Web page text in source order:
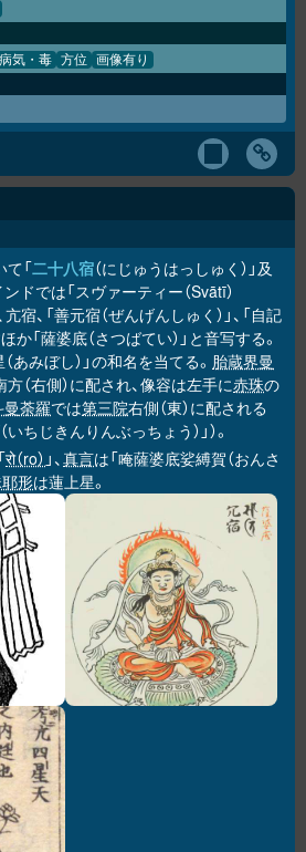
病気・毒 方位 画像有り
「二十八宿（にじゅうはっしゅく）」及
ドでは「スヴァーティー（Svātī）
宿、「善元宿（ぜんげんしゅく）」、「自記
か「薩婆底（さつばてい）」と音写する。
あみぼし）」の和名を当てる。 胎蔵界曼
方（右側）に配され、像容は左手に赤珠の
曼荼羅では第三院右側（東）に配される
（いちじきんりんぶっちょう）」）。
रो（ro） 」、真言は「唵薩婆底娑縛賀（おんさ
形は蓮上星。